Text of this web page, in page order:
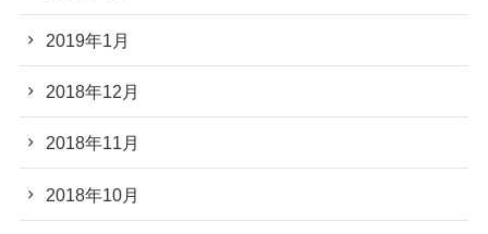
2019年1月
2018年12月
2018年11月
2018年10月